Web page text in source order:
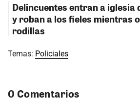
Delincuentes entran a iglesia
y roban a los fieles mientras
rodillas
Temas: Policiales
0 Comentarios